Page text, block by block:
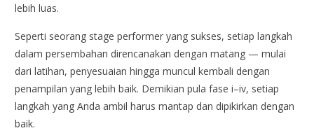
lebih luas.
Seperti seorang stage performer yang sukses, setiap langkah
dalam persembahan direncanakan dengan matang — mulai
dari latihan, penyesuaian hingga muncul kembali dengan
penampilan yang lebih baik. Demikian pula fase i–iv, setiap
langkah yang Anda ambil harus mantap dan dipikirkan dengan
baik.